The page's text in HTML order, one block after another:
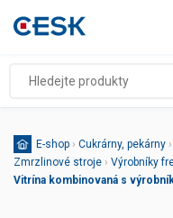
E-shop › Cukrárny, pekárny ›
Zmrzlinové stroje › Výrobníky
Vitrína kombinovaná s